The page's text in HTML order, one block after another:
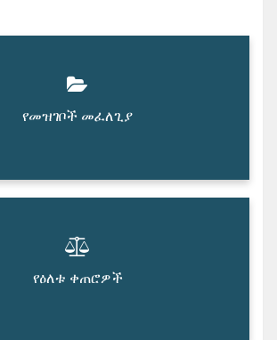
የመዝገቦች መፈለጊያ
የዕለቱ ቀጠሮዎች